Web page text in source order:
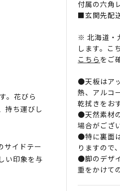
。花びら
持ち運びし
サイドテー
い印象を与
付属の六角
■玄関先配
※ 北海道・
します。こ
こちら をご
●天板はア
熱、アルコ
乾拭きをお
●天然素材
場合がござ
●特に裏面
りますので
●脚のデザ
重をかけて